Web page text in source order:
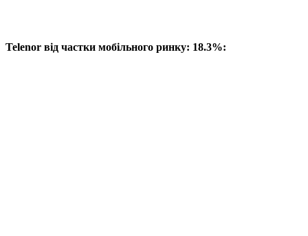
Telenor від частки мобільного ринку: 18.3%: